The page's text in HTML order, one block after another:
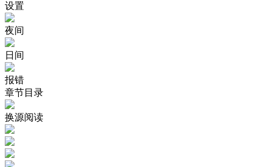
设置
夜间
日间
报错
章节目录
换源阅读